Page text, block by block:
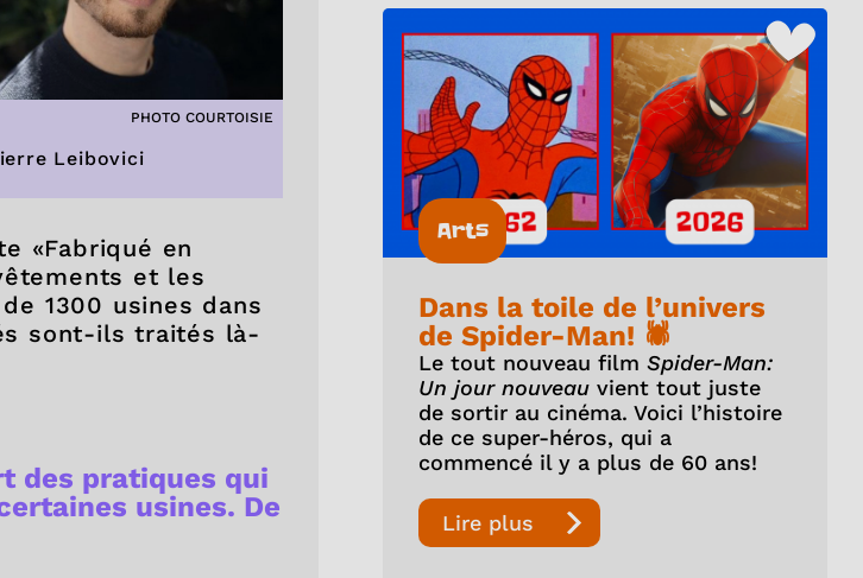
PHOTO COURTOISIE
Leibovici
«Fabriqué en
et les
1300 usines dans
sont-ils traités là-
des pratiques qui
usines. De
Arts
Dans la toile de l’univers
de Spider-Man! 🕷️
Le tout nouveau film Spider-Man:
Un jour nouveauvient tout juste
de sortir au cinéma. Voici l’histoire
de ce super-héros, qui a
commencé il y a plus de 60 ans!
Lire plus